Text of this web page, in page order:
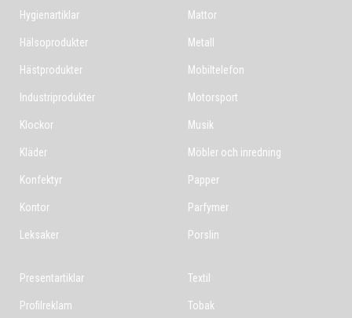
Hygienartiklar
Hälsoprodukter
Hästprodukter
Industriprodukter
Klockor
Kläder
Konfektyr
Kontor
Leksaker
Mattor
Metall
Mobiltelefon
Motorsport
Musik
Möbler och inredning
Papper
Parfymer
Porslin
Presentartiklar
Profilreklam
Textil
Tobak